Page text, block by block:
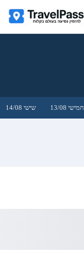
חמישי 13/08 שישי 14/08